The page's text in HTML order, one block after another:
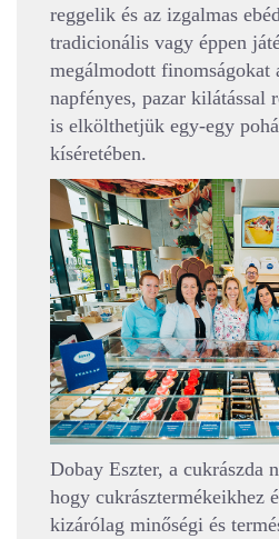
reggelik és az izgalmas
tradicionális vagy éppen
megálmodott finomságokat
napfényes, pazar kilátással
is elkölthetjük egy-egy
kíséretében.
Dobay Eszter, a cukrászda
hogy cukrásztermékeikhez
kizárólag minőségi és